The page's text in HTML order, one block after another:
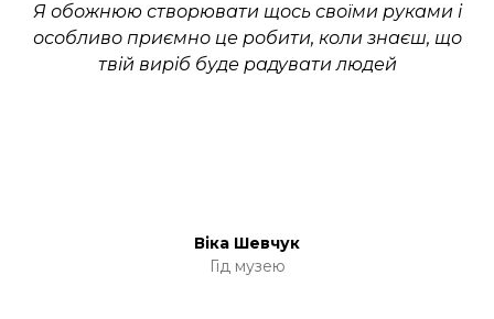
Я обожнюю створювати щось своїми руками і
особливо приємно це робити, коли знаєш, що
твій виріб буде радувати людей
Віка Шевчук
Гід музею